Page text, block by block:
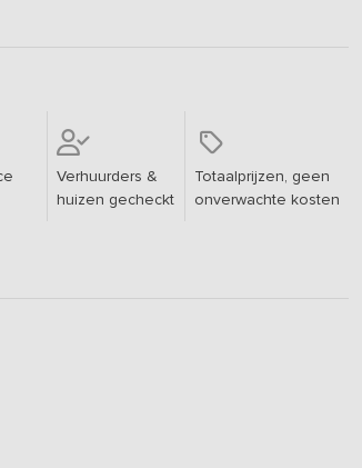
Verhuurders &
huizen gecheckt
Totaalprijzen, geen
onverwachte kosten